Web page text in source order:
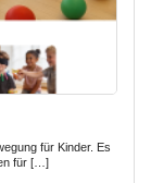
für Kinder. Es
für […]